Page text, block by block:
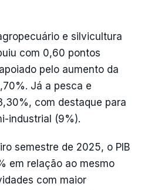
e silvicultura
com 0,60 pontos
pelo aumento da
Já a pesca e
com destaque para
industrial (9%).
semestre de 2025, o PIB
em relação ao mesmo
com maior